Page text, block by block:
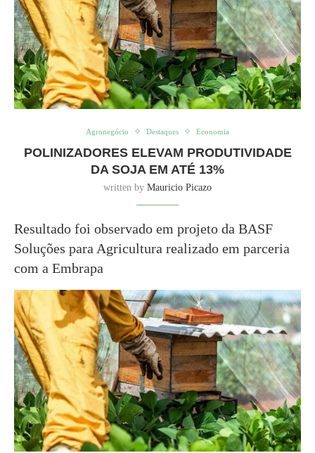
Agronegócio Destaques Economia
POLINIZADORES ELEVAM PRODUTIVIDADE
DA SOJA EM ATÉ 13%
written by Mauricio Picazo
Resultado foi observado em projeto da BASF
Soluções para Agricultura realizado em parceria
com a Embrapa